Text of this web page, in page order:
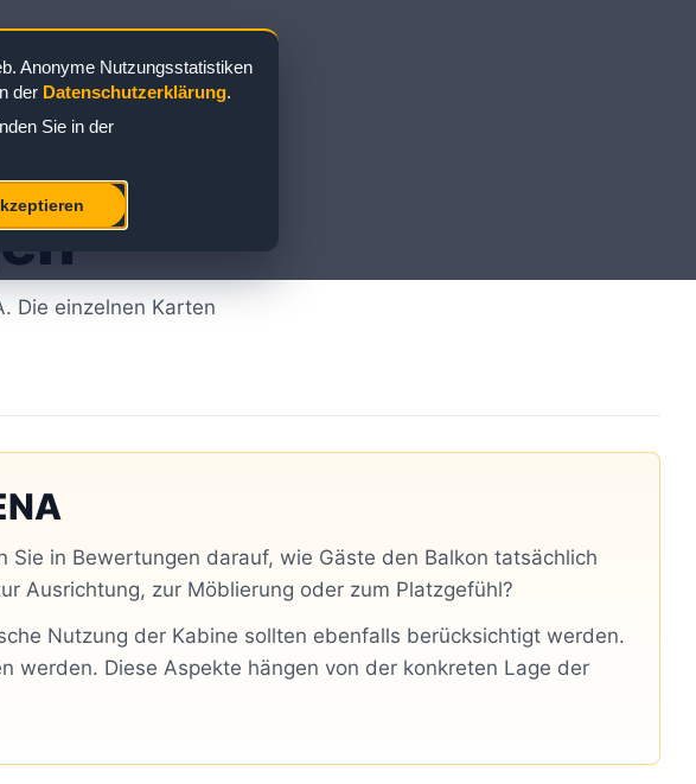
Die einzelnen Karten
in Bewertungen darauf, wie Gäste den Balkon tatsächlich
Ausrichtung, zur Möblierung oder zum Platzgefühl?
Nutzung der Kabine sollten ebenfalls berücksichtigt werden.
werden. Diese Aspekte hängen von der konkreten Lage der
Anonyme Nutzungsstatistiken
der Datenschutzerklärung.
Sie in der